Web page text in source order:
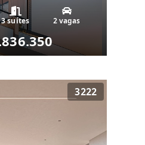
3 suítes 2 vagas
3222